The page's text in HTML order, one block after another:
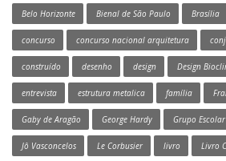
Belo Horizonte Bienal de São Paulo Brasília
concurso concurso nacional arquitetura
construído desenho design Design
entrevista estrutura metalica família
Gaby de Aragão George Hardy Grupo Escolar
Jô Vasconcelos Le Corbusier livro Livro